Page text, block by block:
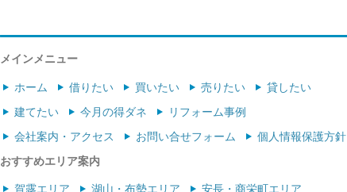
メインメニュー
ホーム
借りたい 買いたい 売りたい
貸したい
建てたい
今月の得ダネ
リフォーム事例
会社案内・アクセス
お問い合せフォーム
個人情報保護方針
おすすめエリア案内
賀露エリア
湖山・布勢エリア 安長・商栄町エリア